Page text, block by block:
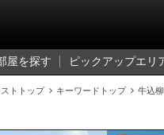
屋を探す ピックアップエリ
トトップ  キーワードトップ  牛込